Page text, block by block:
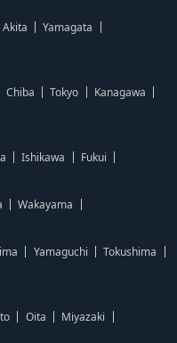
Akita
Yamagata
Chiba Tokyo
Kanagawa
Ishikawa
Fukui
Wakayama
Yamaguchi
Tokushima
Oita
Miyazaki